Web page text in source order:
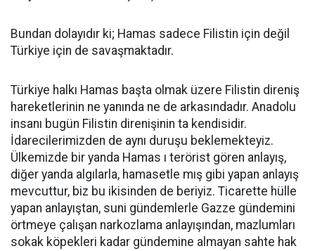
Bundan dolayıdır ki; Hamas sadece Filistin için değil
Türkiye için de savaşmaktadır.
Türkiye halkı Hamas başta olmak üzere Filistin direniş
hareketlerinin ne yanında ne de arkasındadır. Anadolu
insanı bugün Filistin direnişinin ta kendisidir.
İdarecilerimizden de aynı duruşu beklemekteyiz.
Ülkemizde bir yanda Hamas ı terörist gören anlayış,
diğer yanda algılarla, hamasetle mış gibi yapan anlayış
mevcuttur, biz bu ikisinden de beriyiz. Ticarette hülle
yapan anlayıştan, suni gündemlerle Gazze gündemini
örtmeye çalışan narkozlama anlayışından, mazlumları
sokak köpekleri kadar gündemine almayan sahte hak